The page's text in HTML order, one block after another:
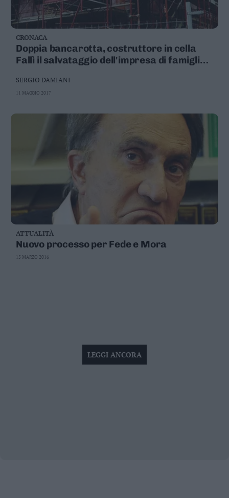
CRONACA
Doppia bancarotta, costruttore in cella
Fallì il salvataggio dell'impresa di famiglia
SERGIO DAMIANI
11 MAGGIO 2017
ATTUALITÀ
Nuovo processo per Fede e Mora
15 MARZO 2016
LEGGI ANCORA